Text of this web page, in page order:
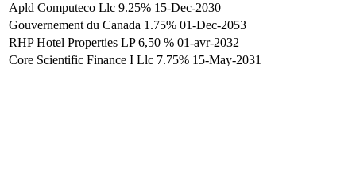
Apld Computeco Llc 9.25% 15-Dec-2030
Gouvernement du Canada 1.75% 01-Dec-2053
RHP Hotel Properties LP 6,50 % 01-avr-2032
Core Scientific Finance I Llc 7.75% 15-May-2031